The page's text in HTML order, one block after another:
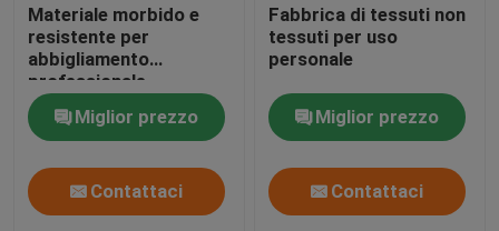
Materiale morbido e
resistente per
abbigliamento
professionale
Miglior prezzo
Contattaci
Fabbrica di tessuti non
tessuti per uso
personale
Miglior prezzo
Contattaci